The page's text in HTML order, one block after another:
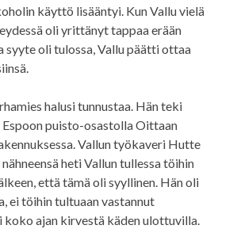
käyttö lisääntyi. Kun Vallu vielä
oli yrittänyt tappaa erään
syyte oli tulossa, Vallu päätti ottaa
halusi tunnustaa. Hän teki
puisto-osastolla Oittaan
Vallun työkaveri Hutte
heti Vallun tullessa töihin
että tämä oli syyllinen. Hän oli
ei töihin tultuaan vastannut
koko ajan kirvestä käden ulottuvilla.